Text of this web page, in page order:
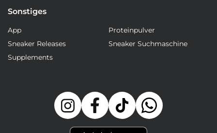
Sonstiges
App
Proteinpulver
Sneaker Releases
Sneaker Suchmaschine
Supplements